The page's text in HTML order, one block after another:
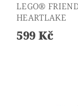
LEGO®
HEARTLAKE
599 Kč